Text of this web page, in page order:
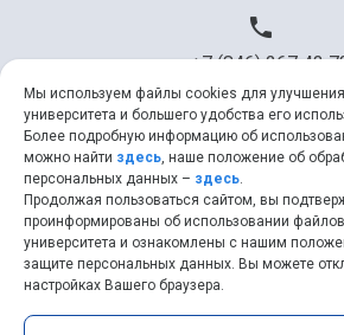
+7 (846) 267 43
+7 (846) 334 57
ssau@ssau.ru
Мы используем файлы cookies для улучшения
университета и большего удобства его
Более подробную информацию об
можно найти здесь, наше положение об
персональных данных – здесь.
Продолжая пользоваться сайтом, вы
проинформированы об использовании
университета и ознакомлены с нашим
защите персональных данных. Вы можете
настройках Вашего браузера.